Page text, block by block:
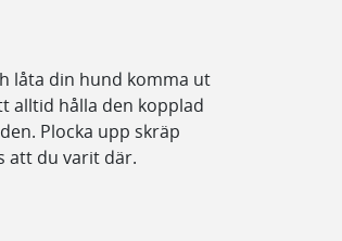
låta din hund komma ut
alltid hålla den kopplad
Plocka upp skräp
att du varit där.